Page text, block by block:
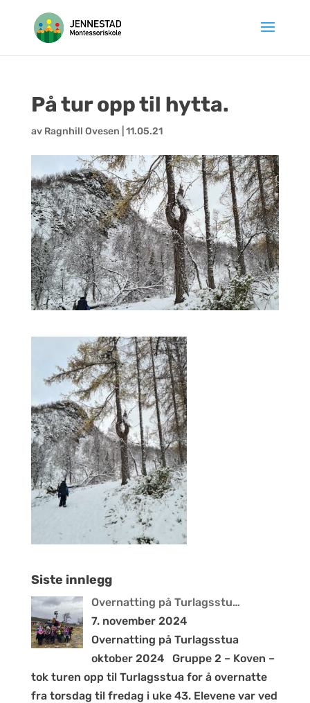
På tur opp til hytta.
av Ragnhill Ovesen 11.05.21
Siste innlegg
Overnatting på Turlagsstu…
7. november 2024
Overnatting på Turlagsstua
oktober 2024 Gruppe 2 – Koven –
tok turen opp til Turlagsstua for å overnatte
fra torsdag til fredag i uke 43. Elevene var ved